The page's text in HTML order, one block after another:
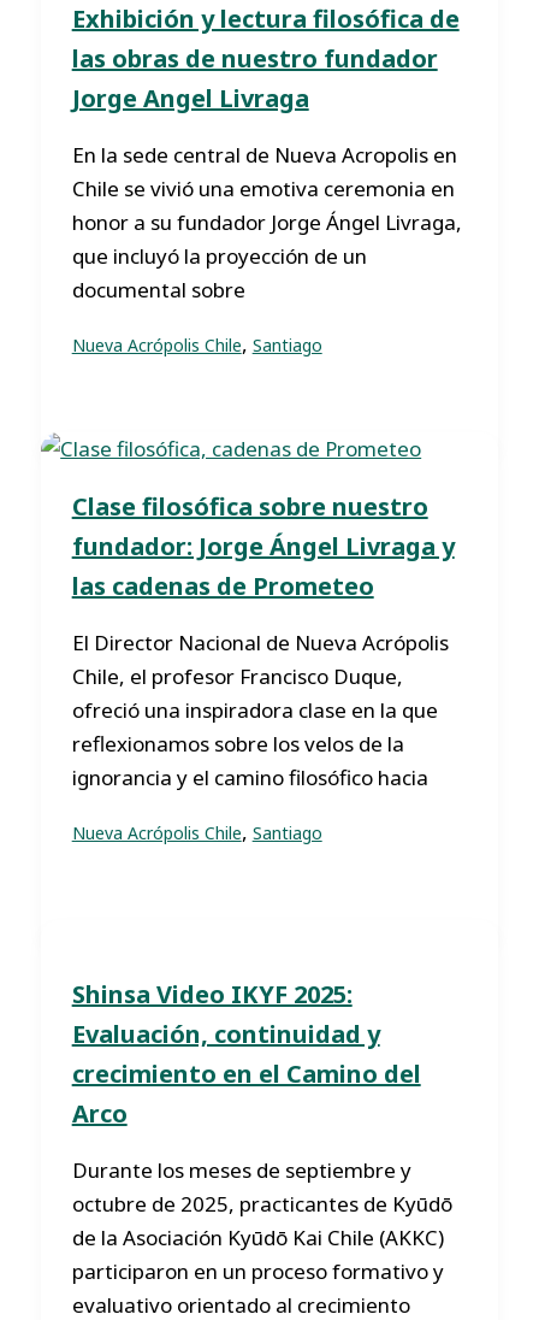
Exhibición y lectura filosófica de
las obras de nuestro fundador
Jorge Angel Livraga
En la sede central de Nueva Acropolis en
Chile se vivió una emotiva ceremonia en
honor a su fundador Jorge Ángel Livraga,
que incluyó la proyección de un
documental sobre
Nueva Acrópolis Chile, Santiago
Clase filosófica sobre nuestro
fundador: Jorge Ángel Livraga y
las cadenas de Prometeo
El Director Nacional de Nueva Acrópolis
Chile, el profesor Francisco Duque,
ofreció una inspiradora clase en la que
reflexionamos sobre los velos de la
ignorancia y el camino filosófico hacia
Nueva Acrópolis Chile, Santiago
Shinsa Video IKYF 2025:
Evaluación, continuidad y
crecimiento en el Camino del
Arco
Durante los meses de septiembre y
octubre de 2025, practicantes de Kyūdō
de la Asociación Kyūdō Kai Chile (AKKC)
participaron en un proceso formativo y
evaluativo orientado al crecimiento